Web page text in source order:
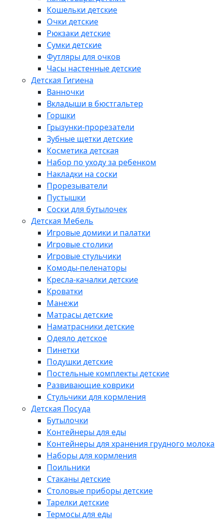
Кошельки детские
Очки детские
Рюкзаки детские
Сумки детские
Футляры для очков
Часы настенные детские
Детская Гигиена
Ванночки
Вкладыши в бюстгальтер
Горшки
Грызунки-прорезатели
Зубные щетки детские
Косметика детская
Набор по уходу за ребенком
Накладки на соски
Прорезыватели
Пустышки
Соски для бутылочек
Детская Мебель
Игровые домики и палатки
Игровые столики
Игровые стульчики
Комоды-пеленаторы
Кресла-качалки детские
Кроватки
Манежи
Матрасы детские
Наматрасники детские
Одеяло детское
Пинетки
Подушки детские
Постельные комплекты детские
Развивающие коврики
Стульчики для кормления
Детская Посуда
Бутылочки
Контейнеры для еды
Контейнеры для хранения грудного молока
Наборы для кормления
Поильники
Стаканы детские
Столовые приборы детские
Тарелки детские
Термосы для еды